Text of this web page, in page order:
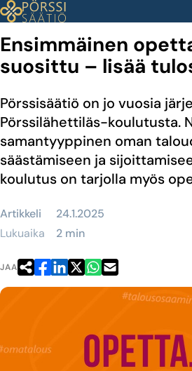
Siirry
sisältöön
Ensimmäinen
suosittu – lisää
Pörssisäätiö on jo vuosia
Pörssilähettiläs-koulutusta.
samantyyppinen oman
säästämiseen ja
koulutus on tarjolla myös
Artikkeli
24.1.2025
Lukuaika
2 min
JAA